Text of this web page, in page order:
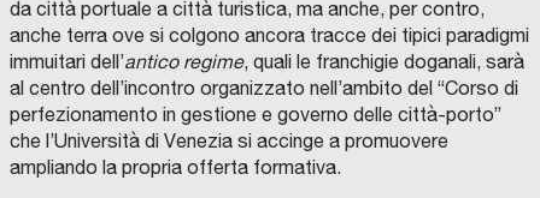
da città portuale a città turistica, ma anche, per contro,
anche terra ove si colgono ancora tracce dei tipici paradigmi
immuitari dell’antico regime, quali le franchigie doganali, sarà
al centro dell’incontro organizzato nell’ambito del “Corso di
perfezionamento in gestione e governo delle città-porto”
che l’Università di Venezia si accinge a promuovere
ampliando la propria offerta formativa.